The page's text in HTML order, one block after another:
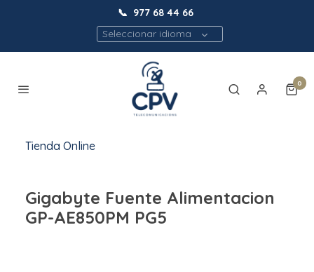
📞 977 68 44 66
Seleccionar idioma
0
Tienda Online
Gigabyte Fuente Alimentacion
GP-AE850PM PG5